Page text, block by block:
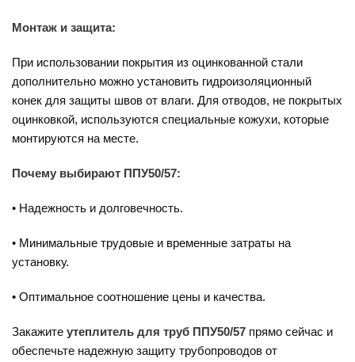
Монтаж и защита:
При использовании покрытия из оцинкованной стали
дополнительно можно установить гидроизоляционный
конек для защиты швов от влаги. Для отводов, не покрытых
оцинковкой, используются специальные кожухи, которые
монтируются на месте.
Почему выбирают ППУ50/57:
• Надежность и долговечность.
• Минимальные трудовые и временные затраты на
установку.
• Оптимальное соотношение цены и качества.
Закажите утеплитель для труб ППУ50/57 прямо сейчас и
обеспечьте надежную защиту трубопроводов от